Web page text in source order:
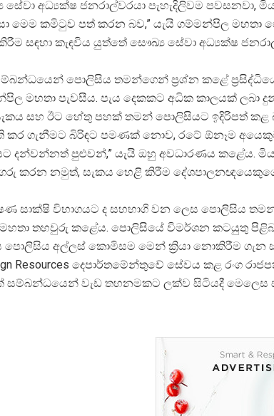
ය සේවා අධ්යක්ෂ ජනරාල්වරයා පැහැදිලිවම පවසනවා,
මෙම කමිටුව පත් කරන බව,” යැයි ගම්මන්පිල මහතා
සඳහා කැඳවිය යුත්තේ සෞඛ් ය සේවා අධ්යක්ෂ
පොලිසිය තමන්ගෙන් ප්රශ්න කළේ ප්
මහතා පැවසීය. පැය දෙකකට අධික කාලයක් ලබා
සහ ඊට හේතු පහක් තමන් පොලිසියට ඉදිරිපත් කළ
කර ගැනීමට බිරිඳට පමණක් නොව, රටේ ඕනෑම
දන්වන්නත් පුළුවන්,” යැයි ඔහු අවධාරණය කළේය.
කරන නමුත්, සැකය හෙළි කිරීම
සාක්ෂි විභාගයට ද සහභාගි වන ලෙස පොලිසිය
තහවුරු කළේය. පොලිසියේ විමර්ශන කටයුතු
පොලිසිය අල්ලස් කොමිසම මෙන් ක්රියා නොකිරීම ගැන
Resources දෙපාර්තමේන්තුවේ සේවය කළ රංග
සම්බන්ධයෙන් වැඩ තහනමකට ලක්ව සිටියදී මෙලෙස